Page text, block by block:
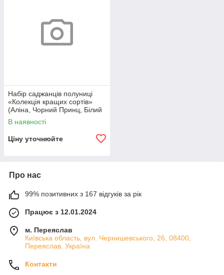
Набір саджанців полуниці
«Колекція кращих сортів»
(Аліна, Чорний Принц, Білий
Швед) — 30 шт. (в касетах)
В наявності
Ціну уточнюйте
Про нас
99% позитивних з 167 відгуків за рік
Працює з 12.01.2024
м. Переяслав
Київська область, вул. Чернишевського, 26, 08400,
Переяслав, Україна
Контакти